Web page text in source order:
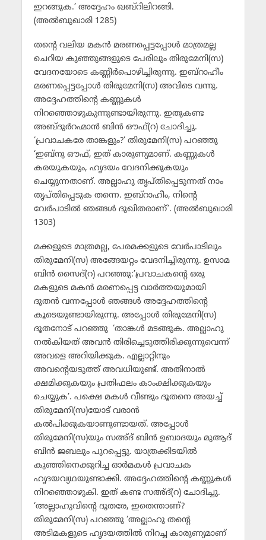
ഇറങ്ങുക.’ അദ്ദേഹം ഖബ്‌റിലിറങ്ങി.
(അല്‍ബുഖാരി 1285)
തന്റെ വലിയ മകന്‍ മരണപ്പെട്ടപ്പോള്‍ മാത്രമല്ല
ചെറിയ കുഞ്ഞുങ്ങളുടെ പേരിലും തിരുമേനി(സ)
വേദനയോടെ കണ്ണീര്‍പൊഴിച്ചിരുന്നു. ഇബ്‌റാഹീം
മരണപ്പെട്ടപ്പോള്‍ തിരുമേനി(സ) അവിടെ വന്നു.
അദ്ദേഹത്തിന്റെ കണ്ണുകള്‍
നിറഞ്ഞൊഴുകുന്നുണ്ടായിരുന്നു. ഇതുകണ്ട
അബ്ദുര്‍റഹ്മാന്‍ ബിന്‍ ഔഫ്(റ) ചോദിച്ചു.
‘പ്രവാചകരേ താങ്കളും?’ തിരുമേനി(സ) പറഞ്ഞു
‘ഇബ്‌നു ഔഫ്, ഇത് കാരുണ്യമാണ്. കണ്ണുകള്‍
കരയുകയും, ഹൃദയം വേദനിക്കുകയും
ചെയ്യുന്നതാണ്. അല്ലാഹു തൃപ്തിപ്പെടുന്നത് നാം
തൃപ്തിപ്പെടുക തന്നെ. ഇബ്‌റാഹീം, നിന്റെ
വേര്‍പാടില്‍ ഞങ്ങള്‍ ദുഖിതരാണ്’. (അല്‍ബുഖാരി
1303)
മക്കളുടെ മാത്രമല്ല, പേരമക്കളുടെ വേര്‍പാടിലും
തിരുമേനി(സ) അങ്ങേയറ്റം വേദനിച്ചിരുന്നു. ഉസാമ
ബിന്‍ സൈദ്(റ) പറഞ്ഞു:’പ്രവാചകന്റെ ഒരു
മകളുടെ മകന്‍ മരണപ്പെട്ട വാര്‍ത്തയുമായി
ദൂതന്‍ വന്നപ്പോള്‍ ഞങ്ങള്‍ അദ്ദേഹത്തിന്റെ
കൂടെയുണ്ടായിരുന്നു. അപ്പോള്‍ തിരുമേനി(സ)
ദൂതനോട് പറഞ്ഞു ‘താങ്കള്‍ മടങ്ങുക. അല്ലാഹു
നല്‍കിയത് അവന്‍ തിരിച്ചെടുത്തിരിക്കുന്നുവെന്ന്
അവളെ അറിയിക്കുക. എല്ലാറ്റിനും
അവന്റെയടുത്ത് അവധിയുണ്ട്. അതിനാല്‍
ക്ഷമിക്കുകയും പ്രതിഫലം കാംക്ഷിക്കുകയും
ചെയ്യുക’. പക്ഷെ മകള്‍ വീണ്ടും ദൂതനെ അയച്ച്
തിരുമേനി(സ)യോട് വരാന്‍
കല്‍പിക്കുകയാണുണ്ടായത്. അപ്പോള്‍
തിരുമേനി(സ)യും സഅ്ദ് ബിന്‍ ഉബാദയും മുആദ്
ബിന്‍ ജബലും പുറപ്പെട്ടു. യാത്രക്കിടയില്‍
കുഞ്ഞിനെക്കുറിച്ച ഓര്‍മകള്‍ പ്രവാചക
ഹൃദയവ്യഥയുണ്ടാക്കി. അദ്ദേഹത്തിന്റെ കണ്ണുകള്‍
നിറഞ്ഞൊഴുകി. ഇത് കണ്ട സഅ്ദ്(റ) ചോദിച്ചു.
‘അല്ലാഹുവിന്റെ ദൂതരേ, ഇതെന്താണ്?
തിരുമേനി(സ) പറഞ്ഞു ‘അല്ലാഹു തന്റെ
അടിമകളുടെ ഹൃദയത്തില്‍ നിറച്ച കാരുണ്യമാണ്